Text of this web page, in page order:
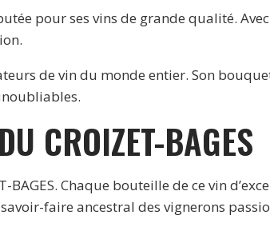
pour ses vins de grande qualité.
de vin du monde entier. Son
CROIZET-BAGES
Chaque bouteille de ce vin
faire ancestral des vignerons